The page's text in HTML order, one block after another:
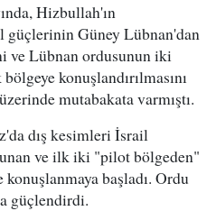
Hizbullah'ın
güçlerinin Güney Lübnan'dan
ve Lübnan ordusunun iki
konuşlandırılmasını
mutabakata varmıştı.
dış kesimleri İsrail
ve ilk iki "pilot bölgeden"
başladı. Ordu
güçlendirdi.